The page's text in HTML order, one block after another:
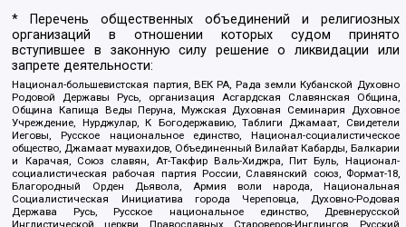
* Перечень общественных объединений и религиозных
организаций в отношении которых судом принято
вступившее в законную силу решение о ликвидации или
запрете деятельности:
Национал-большевистская партия, ВЕК РА, Рада земли Кубанской Духовно
Родовой Державы Русь, организация Асгардская Славянская Община,
Община Капища Веды Перуна, Мужская Духовная Семинария Духовное
Учреждение, Нурджулар, К Богодержавию, Таблиги Джамаат, Свидетели
Иеговы, Русское национальное единство, Национал-социалистическое
общество, Джамаат мувахидов, Объединенный Вилайат Кабарды, Балкарии
и Карачая, Союз славян, Ат-Такфир Валь-Хиджра, Пит Буль, Национал-
социалистическая рабочая партия России, Славянский союз, Формат-18,
Благородный Орден Дьявола, Армия воли народа, Национальная
Социалистическая Инициатива города Череповца, Духовно-Родовая
Держава Русь, Русское национальное единство, Древнерусской